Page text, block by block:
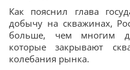
Как пояснил глава
добычу на скважинах,
больше, чем многим
которые закрывают
колебания рынка.